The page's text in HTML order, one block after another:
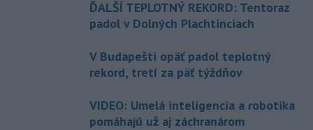
ĎALŠÍ TEPLOTNÝ REKORD: Tentoraz
padol v Dolných Plachtinciach
V Budapešti opäť padol teplotný
rekord, tretí za päť týždňov
VIDEO: Umelá inteligencia a robotika
pomáhajú už aj záchranárom